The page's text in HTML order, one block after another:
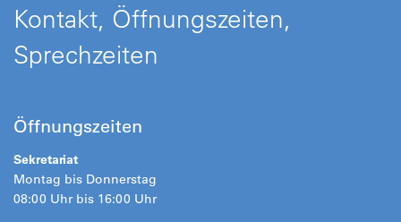
Kontakt, Öffnungszeiten,
Sprechzeiten
Öffnungszeiten
Sekretariat
Montag bis Donnerstag
08:00 Uhr bis 16:00 Uhr